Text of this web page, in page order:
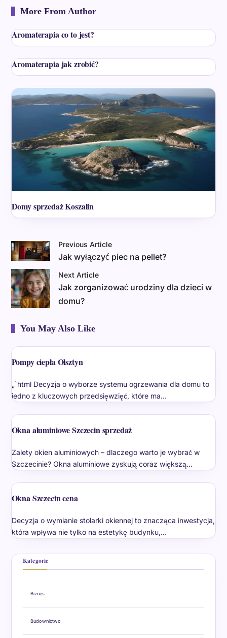
More From Author
Aromaterapia co to jest?
Aromaterapia jak zrobić?
Domy sprzedaż Koszalin
Previous Article
Jak wyłączyć piec na pellet?
Next Article
Jak zorganizować urodziny dla dzieci w
domu?
You May Also Like
Pompy ciepła Olsztyn
„`html Decyzja o wyborze systemu ogrzewania dla domu to
jedno z kluczowych przedsięwzięć, które ma…
Okna aluminiowe Szczecin sprzedaż
Zalety okien aluminiowych – dlaczego warto je wybrać w
Szczecinie? Okna aluminiowe zyskują coraz większą…
Okna Szczecin cena
Decyzja o wymianie stolarki okiennej to znacząca inwestycja,
która wpływa nie tylko na estetykę budynku,…
Kategorie
Biznes
Budownictwo